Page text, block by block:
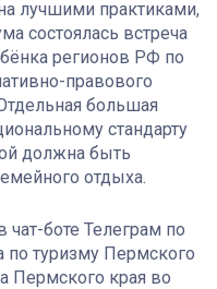
лучшими практиками,
состоялась встреча
регионов РФ по
правового
большая
стандарту
должна быть
отдыха.
боте Телеграм по
по туризму Пермского
Пермского края во